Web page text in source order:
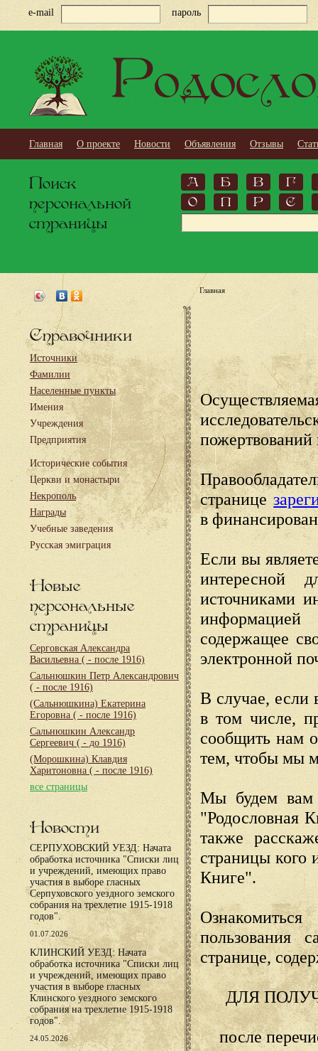
e-mail пароль
Главная О проекте Новости Объявления Отзывы
Поиск
персональной
страницы
А Б В
Г
О
П Р С
Справочники
Источники
Фамилии
Населенные пункты
Имения
Учреждения
Предприятия
Исторические события
Церкви и монастыри
Некрополь
Награды
Учебные заведения
Русская эмиграция
Новые
персональные
страницы
Серговская Александра
Васильевна ( - после 1916)
Сальнюшкин Петр Александрович
( - после 1916)
(Сальнюшкина) Екатерина
Егоровна ( - после 1916)
Сальнюшкин Александр
Сергеевич ( - до 1916)
(Морошкина) Клавдия
Харитоновна ( - после 1916)
все страницы
Новости
СЕРПУХОВСКИЙ УЕЗД: Начата
обработка источника "Списки лиц
и учреждений, имеющих право
участия в выборе гласных
Серпуховского уездного земского
собрания на трехлетие 1915-1918
годов".
01.07.2026
КЛИНСКИЙ УЕЗД: Начата
обработка источника "Списки лиц
и учреждений, имеющих право
участия в выборе гласных
Клинского уездного земского
собрания на трехлетие 1915-1918
годов".
24.05.2026
Главная
пожертвований
странице
в
Если вы
интересной
источниками
содержащее
электронной
В случае, если
в том числе,
сообщить нам
тем, чтобы мы
Мы будем вам
"Родословная
также
страницы кого
Книге".
пользования
странице,
ДЛЯ
после